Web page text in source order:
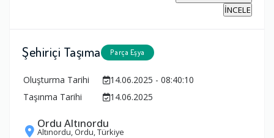
İNCELE
Şehiriçi Taşıma Parça Eşya
Oluşturma Tarihi
14.06.2025 - 08:40:10
Taşınma Tarihi
14.06.2025
Ordu Altınordu
Altınordu, Ordu, Türkiye